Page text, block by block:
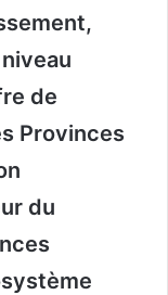
de
Provinces
du